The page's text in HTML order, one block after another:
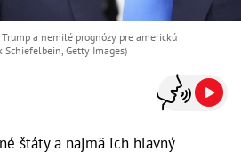
a nemilé prognózy pre americkú
Schiefelbein, Getty Images)
štáty a najmä ich hlavný